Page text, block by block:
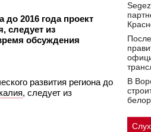
2016 года проект
следует из
обсуждения
развития региона до
, следует из
В